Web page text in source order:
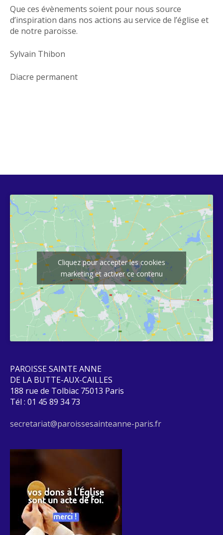
Que ces évènements soient pour nous source
d’inspiration dans nos actions au service de l’église et
de notre paroisse.
Sylvain Thibon
Diacre permanent
Cliquez pour accepter les cookies
marketing et activer ce contenu
PAROISSE SAINTE ANNE
DE LA BUTTE-AUX-CAILLES
188 rue de Tolbiac 75013 Paris
Tél : 01 45 89 34 73
secretariat@paroissesainteanne-paris.fr